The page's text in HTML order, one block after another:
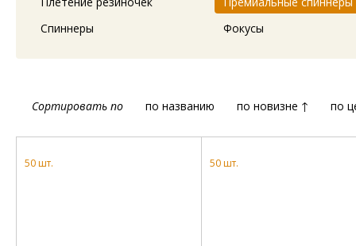
Спиннеры
Фокусы
Сортировать по по названию по новизне ↑ по
50 шт. 50 шт.